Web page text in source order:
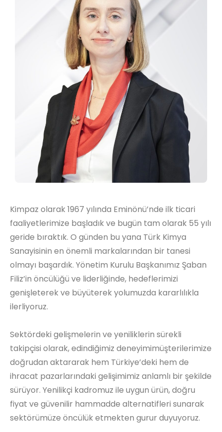
Kimpaz olarak 1967 yılında Eminönü’nde ilk ticari
faaliyetlerimize başladık ve bugün tam olarak 55 yılı
geride bıraktık. O günden bu yana Türk Kimya
Sanayisinin en önemli markalarından bir tanesi
olmayı başardık. Yönetim Kurulu Başkanımız Şaban
Filiz’in öncülüğü ve liderliğinde, hedeflerimizi
genişleterek ve büyüterek yolumuzda kararlılıkla
ilerliyoruz.
Sektördeki gelişmelerin ve yeniliklerin sürekli
takipçisi olarak, edindiğimiz deneyimimüşterilerimize
doğrudan aktararak hem Türkiye’deki hem de
ihracat pazarlarındaki gelişimimiz anlamlı bir şekilde
sürüyor. Yenilikçi kadromuz ile uygun ürün, doğru
fiyat ve güvenilir hammadde alternatifleri sunarak
sektörümüze öncülük etmekten gurur duyuyoruz.